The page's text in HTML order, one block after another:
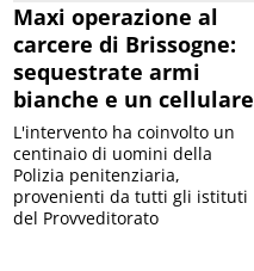
Maxi operazione al
carcere di Brissogne:
sequestrate armi
bianche e un cellulare
L'intervento ha coinvolto un
centinaio di uomini della
Polizia penitenziaria,
provenienti da tutti gli istituti
del Provveditorato